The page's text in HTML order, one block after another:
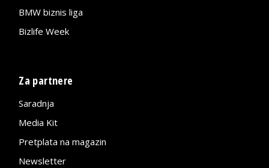
BMW biznis liga
Bizlife Week
Za partnere
Saradnja
Media Kit
Pretplata na magazin
Newsletter